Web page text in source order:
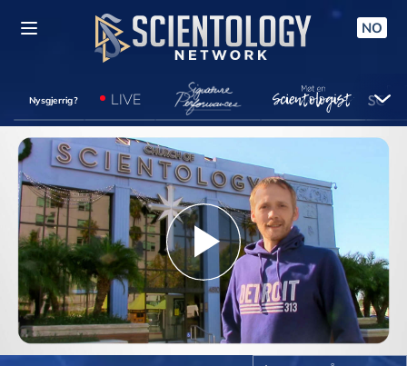
NO
Nysgjerrig? LIVE
Play
Video